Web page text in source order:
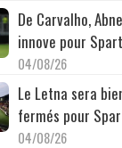
De Carvalho,
innove pour
04/08/26
Le Letna sera
fermés pour
04/08/26